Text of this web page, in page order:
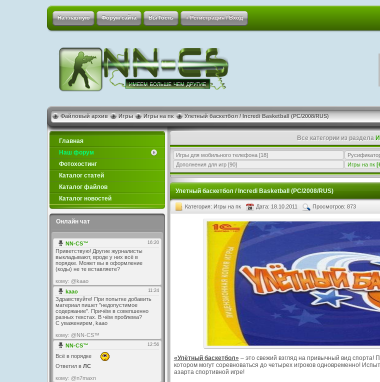
На главную Форум сайта Вы Гость + Регистрация / Вход
Файловый архив Игры Игры на пк Улетный баскетбол / Incredi Basketball (PC/2008/RUS)
Главная
Наш форум
Фотохостинг
Каталог статей
Каталог файлов
Каталог новостей
Онлайн чат
Все категории из раздела
Игры для мобильного телефона [18]
Дополнения для игр [90] Игры на пк
Улетный баскетбол / Incredi Basketball (PC/2008/RUS)
Категория: Игры на пк Дата: 18.10.2011 Просмотров: 873
«Улётный баскетбол» – это свежий взгляд на привычный вид спорта!
котором могут соревноваться до четырех игроков одновременно!
азарта спортивной игре!